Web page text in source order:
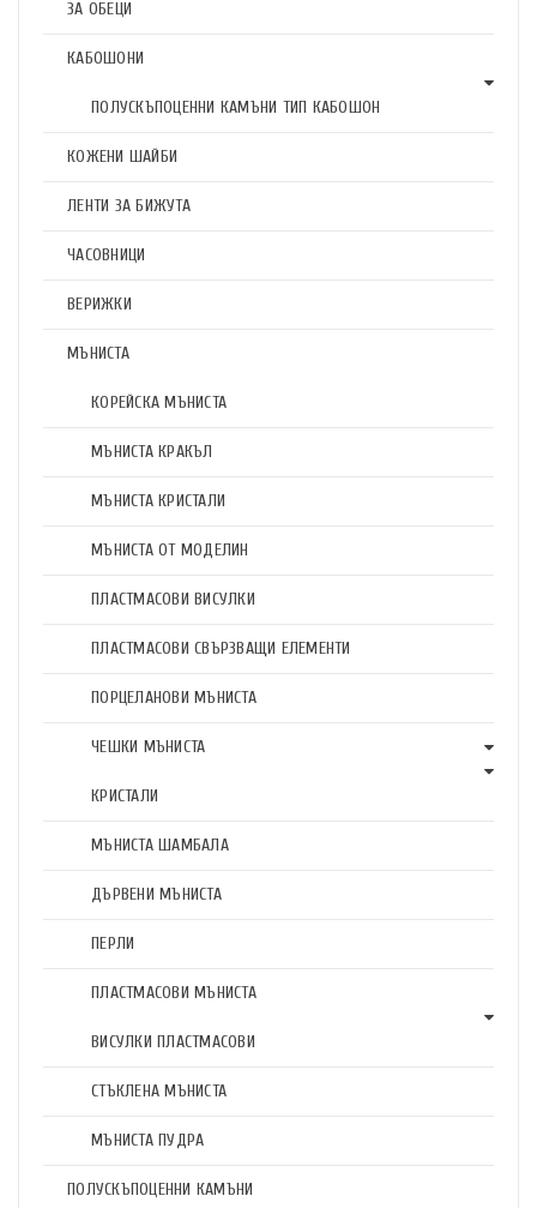
ЗА ОБЕЦИ
КАБОШОНИ
ПОЛУСКЪПОЦЕННИ КАМЪНИ ТИП КАБОШОН
КОЖЕНИ ШАЙБИ
ЛЕНТИ ЗА БИЖУТА
ЧАСОВНИЦИ
ВЕРИЖКИ
МЪНИСТА
КОРЕЙСКА МЪНИСТА
МЪНИСТА КРАКЪЛ
МЪНИСТА КРИСТАЛИ
МЪНИСТА ОТ МОДЕЛИН
ПЛАСТМАСОВИ ВИСУЛКИ
ПЛАСТМАСОВИ СВЪРЗВАЩИ ЕЛЕМЕНТИ
ПОРЦЕЛАНОВИ МЪНИСТА
ЧЕШКИ МЪНИСТА
КРИСТАЛИ
МЪНИСТА ШАМБАЛА
ДЪРВЕНИ МЪНИСТА
ПЕРЛИ
ПЛАСТМАСОВИ МЪНИСТА
ВИСУЛКИ ПЛАСТМАСОВИ
СТЪКЛЕНА МЪНИСТА
МЪНИСТА ПУДРА
ПОЛУСКЪПОЦЕННИ КАМЪНИ